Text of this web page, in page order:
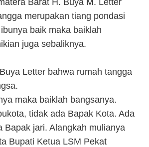
merupakan tiang pondasi
baik maka baiklah
juga sebaliknya.
Letter bahwa rumah tangga
maka baiklah bangsanya.
tidak ada Bapak Kota. Ada
Bapak jari. Alangkah mulianya
Bupati Ketua LSM Pekat